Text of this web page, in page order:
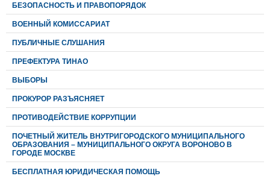
БЕЗОПАСНОСТЬ И ПРАВОПОРЯДОК
ВОЕННЫЙ КОМИССАРИАТ
ПУБЛИЧНЫЕ СЛУШАНИЯ
ПРЕФЕКТУРА ТИНАО
ВЫБОРЫ
ПРОКУРОР РАЗЪЯСНЯЕТ
ПРОТИВОДЕЙСТВИЕ КОРРУПЦИИ
ПОЧЕТНЫЙ ЖИТЕЛЬ ВНУТРИГОРОДСКОГО МУНИЦИПАЛЬНОГО
ОБРАЗОВАНИЯ – МУНИЦИПАЛЬНОГО ОКРУГА ВОРОНОВО В
ГОРОДЕ МОСКВЕ
БЕСПЛАТНАЯ ЮРИДИЧЕСКАЯ ПОМОЩЬ